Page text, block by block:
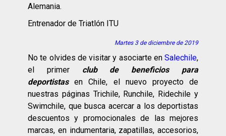
Alemania.
Entrenador de Triatlón ITU
Martes 3 de diciembre de 2019
No te olvides de visitar y asociarte en Salechile,
el primer club de beneficios para
deportistasen Chile, el nuevo proyecto de
nuestras páginas Trichile, Runchile, Ridechile y
Swimchile, que busca acercar a los deportistas
descuentos y promocionales de las mejores
marcas, en indumentaria, zapatillas, accesorios,